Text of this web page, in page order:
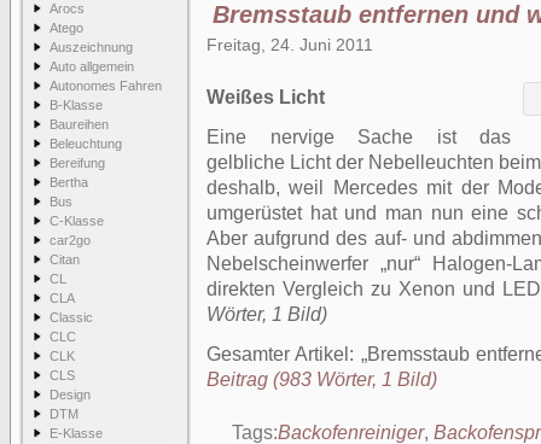
Arocs
Atego
Auszeichnung
Auto allgemein
Autonomes Fahren
B-Klasse
Baureihen
Beleuchtung
Bereifung
Bertha
Bus
C-Klasse
car2go
Citan
CL
CLA
Classic
CLC
CLK
CLS
Design
DTM
E-Klasse
Bremsstaub entfernen und
Freitag, 24. Juni 2011
Weißes Licht
Eine nervige Sache ist das
gelbliche Licht der Nebelleuchten
deshalb, weil Mercedes mit der
umgerüstet hat und man nun eine
Aber aufgrund des auf- und
Nebelscheinwerfer „nur“ Halogen-
direkten Vergleich zu Xenon und
Wörter, 1 Bild)
Gesamter Artikel:
Bremsstaub
Beitrag (983 Wörter, 1 Bild)
Tags:Backofenreiniger,